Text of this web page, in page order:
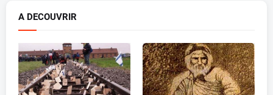
A DECOUVRIR